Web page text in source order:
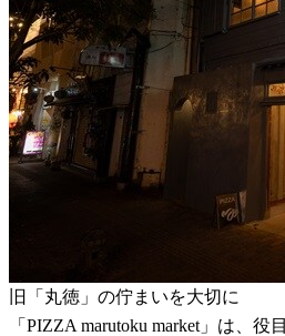
旧「丸徳」の佇まいを大切に
「PIZZA marutoku market」は、